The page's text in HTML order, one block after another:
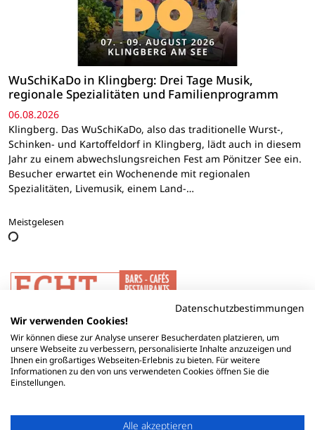
WuSchiKaDo in Klingberg: Drei Tage Musik,
regionale Spezialitäten und Familienprogramm
06.08.2026
Klingberg. Das WuSchiKaDo, also das traditionelle Wurst-,
Schinken- und Kartoffeldorf in Klingberg, lädt auch in diesem
Jahr zu einem abwechslungsreichen Fest am Pönitzer See ein.
Besucher erwartet ein Wochenende mit regionalen
Spezialitäten, Livemusik, einem Land-…
Meistgelesen
Datenschutzbestimmungen
Wir verwenden Cookies!
Wir können diese zur Analyse unserer Besucherdaten platzieren, um
unsere Webseite zu verbessern, personalisierte Inhalte anzuzeigen und
Ihnen ein großartiges Webseiten-Erlebnis zu bieten. Für weitere
Informationen zu den von uns verwendeten Cookies öffnen Sie die
Einstellungen.
Alle akzeptieren